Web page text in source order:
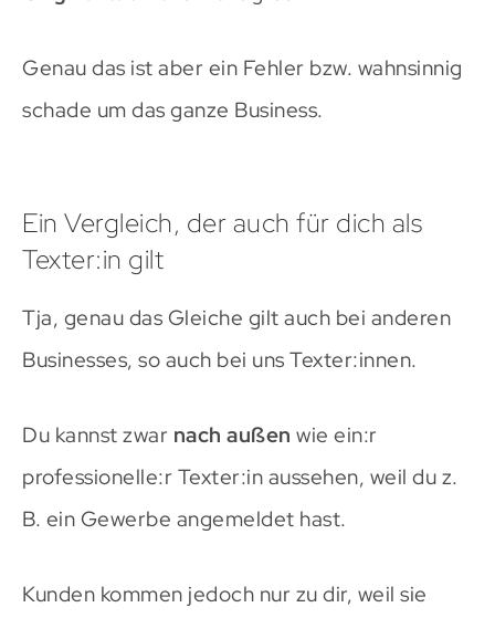
Genau das ist aber ein Fehler bzw. wahnsinnig
schade um das ganze Business.
Ein Vergleich, der auch für dich als
Texter:in gilt
Tja, genau das Gleiche gilt auch bei anderen
Businesses, so auch bei uns Texter:innen.
Du kannst zwar nach außen wie ein:r
professionelle:r Texter:in aussehen, weil du z.
B. ein Gewerbe angemeldet hast.
Kunden kommen jedoch nur zu dir, weil sie